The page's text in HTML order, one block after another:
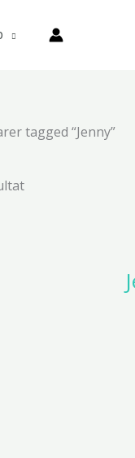
tagged “Jenny”